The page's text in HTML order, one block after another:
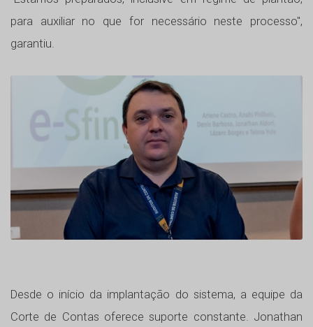
para auxiliar no que for necessário neste processo",
garantiu.
Desde o início da implantação do sistema, a equipe da
Corte de Contas oferece suporte constante. Jonathan